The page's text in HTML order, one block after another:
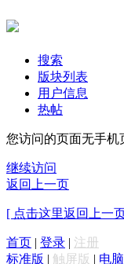
搜索
版块列表
用户信息
热帖
您访问的页面无手机
继续访问
返回上一页
[ 点击这里返回上一
首页 | 登录 | 注册
标准版 | 触屏版 | 电